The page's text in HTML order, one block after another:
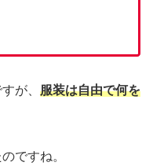
が、 服装は自由で何を
ですね。